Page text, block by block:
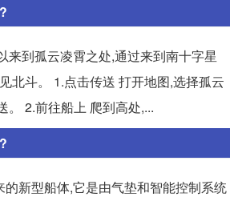
来到孤云凌霄之处,通过来到南十字星
北斗。 1.点击传送 打开地图,选择孤云
。 2.前往船上 爬到高处,...
的新型船体,它是由气垫和智能控制系统